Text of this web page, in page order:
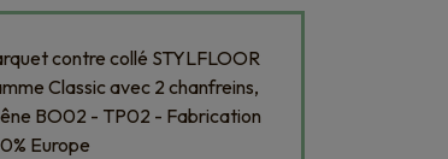
contre collé STYLFLOOR
Classic avec 2 chanfreins,
BO02 - TP02 - Fabrication
Europe